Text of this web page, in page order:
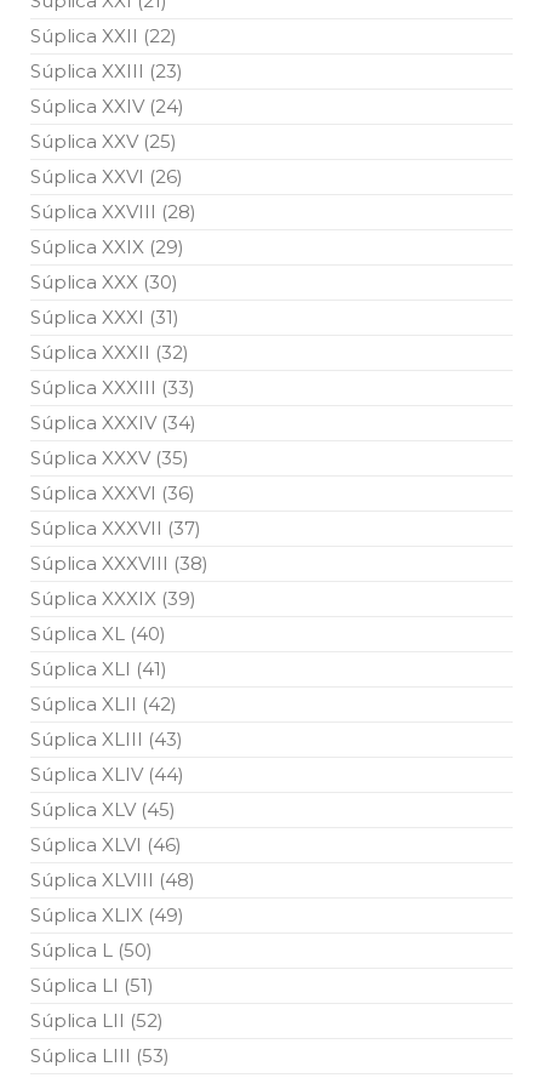
Súplica XXII (22)
Súplica XXIII (23)
Súplica XXIV (24)
Súplica XXV (25)
Súplica XXVI (26)
Súplica XXVIII (28)
Súplica XXIX (29)
Súplica XXX (30)
Súplica XXXI (31)
Súplica XXXII (32)
Súplica XXXIII (33)
Súplica XXXIV (34)
Súplica XXXV (35)
Súplica XXXVI (36)
Súplica XXXVII (37)
Súplica XXXVIII (38)
Súplica XXXIX (39)
Súplica XL (40)
Súplica XLI (41)
Súplica XLII (42)
Súplica XLIII (43)
Súplica XLIV (44)
Súplica XLV (45)
Súplica XLVI (46)
Súplica XLVIII (48)
Súplica XLIX (49)
Súplica L (50)
Súplica LI (51)
Súplica LII (52)
Súplica LIII (53)